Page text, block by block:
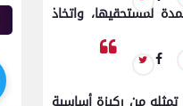
لمستحقيها، واتخاذ